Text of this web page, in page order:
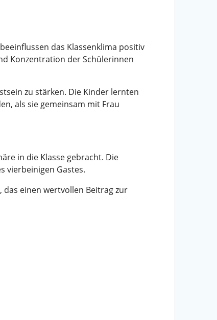
das Klassenklima positiv
Konzentration der Schülerinnen
zu stärken. Die Kinder lernten
als sie gemeinsam mit Frau
in die Klasse gebracht. Die
vierbeinigen Gastes.
einen wertvollen Beitrag zur